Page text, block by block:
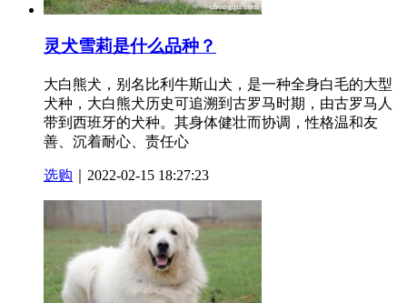
灵犬雪莉是什么品种？
大白熊犬，别名比利牛斯山犬，是一种全身白毛的大型
犬种，大白熊犬历史可追溯到古罗马时期，由古罗马人
带到西班牙的犬种。其身体健壮而协调，性格温和友
善、沉着耐心、责任心
选购 ｜2022-02-15 18:27:23